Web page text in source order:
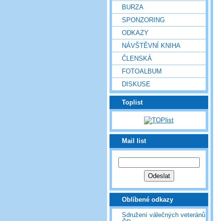
BURZA
SPONZORING
ODKAZY
NÁVŠTĚVNÍ KNIHA
ČLENSKÁ
FOTOALBUM
DISKUSE
Toplist
Mail list
Oblíbené odkazy
Sdružení válečných veteránů